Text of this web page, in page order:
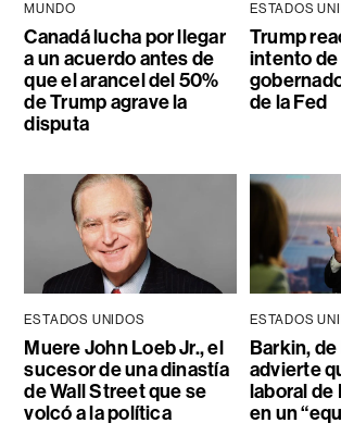
MUNDO
Canadá lucha por llegar
a un acuerdo antes de
que el arancel del 50%
de Trump agrave la
disputa
ESTADOS
Trump
intento
de la Fed
ESTADOS UNIDOS
Muere John Loeb Jr., el
sucesor de una dinastía
de Wall Street que se
volcó a la política
ESTADOS
Barkin, de
advierte
laboral de
en un